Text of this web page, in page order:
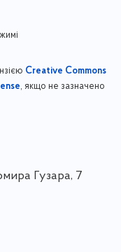
Creative Commons
, якщо не зазначено
Гузара, 7